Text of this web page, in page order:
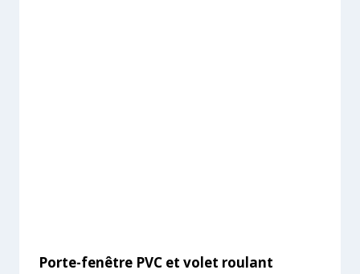
Porte-fenêtre PVC et volet roulant